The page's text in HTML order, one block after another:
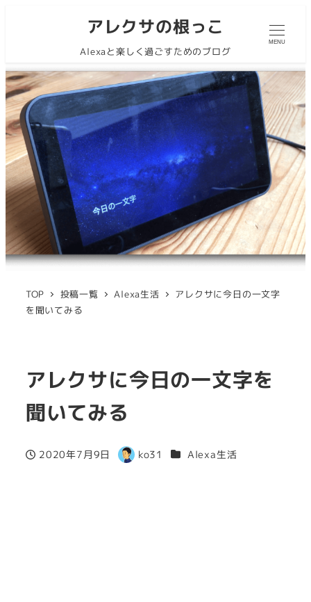
アレクサの根っこ
Alexaと楽しく過ごすためのブログ
MENU
TOP 投稿一覧 Alexa生活
アレクサに今日の一文字
を聞いてみる
アレクサに今日の一文字を
聞いてみる
投稿日
2020年7月9日
著
ko31 カテゴリー
Alexa生活